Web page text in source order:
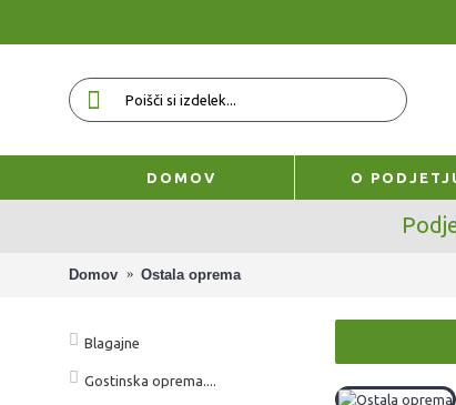
DOMOV O
Domov Ostala oprema
Blagajne
Gostinska oprema....